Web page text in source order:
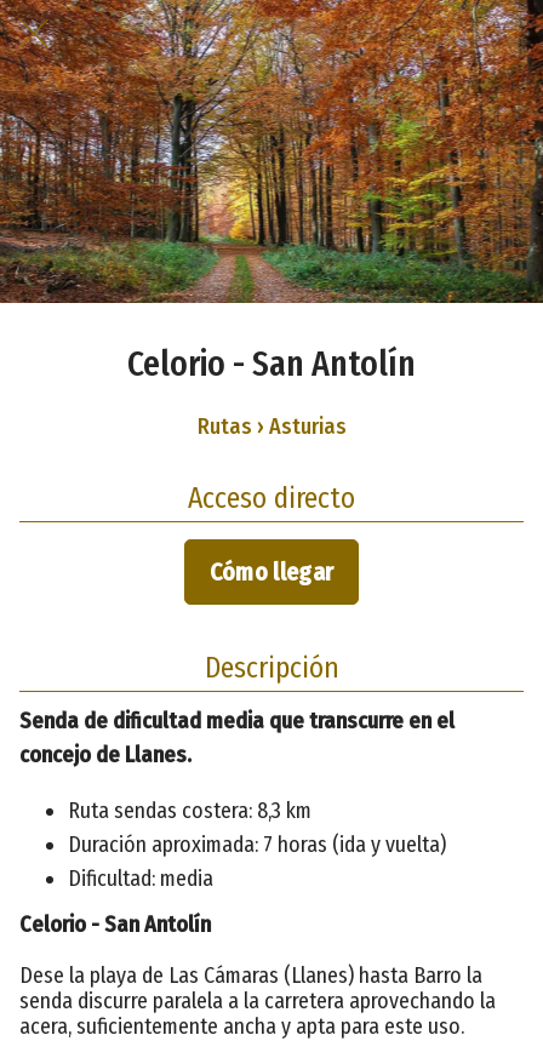
Celorio - San Antolín
Rutas › Asturias
Acceso directo
Cómo llegar
Descripción
Senda de dificultad media que transcurre en el
concejo de Llanes.
Ruta sendas costera: 8,3 km
Duración aproximada: 7 horas (ida y vuelta)
Dificultad: media
Celorio - San Antolín
Dese la playa de Las Cámaras (Llanes) hasta Barro la
senda discurre paralela a la carretera aprovechando la
acera, suficientemente ancha y apta para este uso.